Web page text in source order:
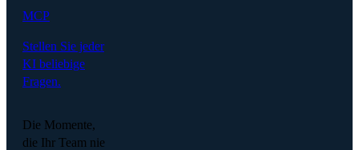
MCP
Stellen Sie jeder
KI beliebige
Fragen.
Die Momente,
die Ihr Team nie